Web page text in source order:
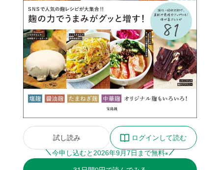
試し読み
ログインして読む
今申し込むと 2026年9月7日まで無料※